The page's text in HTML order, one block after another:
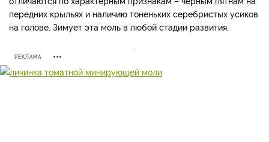
передних крыльях и наличию тоненьких серебристых усиков
на голове. Зимует эта моль в любой стадии развития.
РЕКЛАМА